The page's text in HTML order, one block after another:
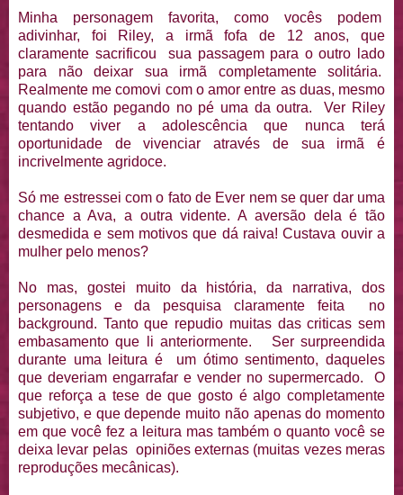
Minha personagem favorita, como vocês podem
adivinhar, foi Riley, a irmã fofa de 12 anos, que
claramente sacrificou sua passagem para o outro lado
para não deixar sua irmã completamente solitária.
Realmente me comovi com o amor entre as duas, mesmo
quando estão pegando no pé uma da outra. Ver Riley
tentando viver a adolescência que nunca terá
oportunidade de vivenciar através de sua irmã é
incrivelmente agridoce.
Só me estressei com o fato de Ever nem se quer dar uma
chance a Ava, a outra vidente. A aversão dela é tão
desmedida e sem motivos que dá raiva! Custava ouvir a
mulher pelo menos?
No mas, gostei muito da história, da narrativa, dos
personagens e da pesquisa claramente feita no
background. Tanto que repudio muitas das criticas sem
embasamento que li anteriormente. Ser surpreendida
durante uma leitura é um ótimo sentimento, daqueles
que deveriam engarrafar e vender no supermercado. O
que reforça a tese de que gosto é algo completamente
subjetivo, e que depende muito não apenas do momento
em que você fez a leitura mas também o quanto você se
deixa levar pelas opiniões externas (muitas vezes meras
reproduções mecânicas).